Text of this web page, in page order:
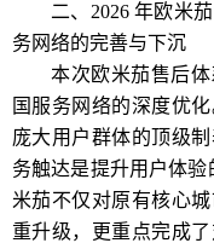
二、2026 年欧米
务网络的完善与下沉
本次欧米茄售后
国服务网络的深度优
庞大用户群体的顶级
务触达是提升用户体验
米茄不仅对原有核心
重升级，更重点完成